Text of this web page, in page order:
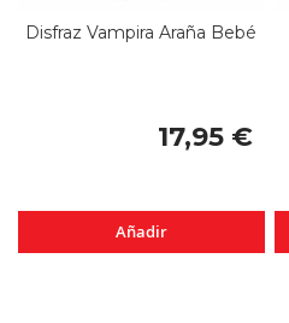
Disfraz Vampira Araña Bebé
17,95 €
Añadir